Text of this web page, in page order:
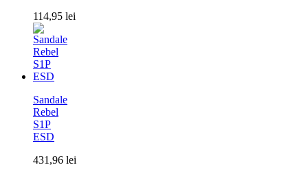
114,95 lei
Sandale
Rebel
S1P
ESD
431,96 lei